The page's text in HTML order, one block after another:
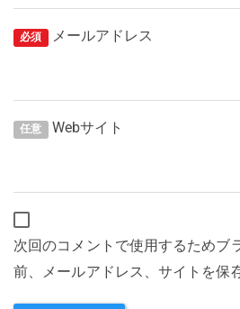
必須 メールアドレス
任意 Webサイト
次回のコメントで使用するためブ
前、メールアドレス、サイトを保